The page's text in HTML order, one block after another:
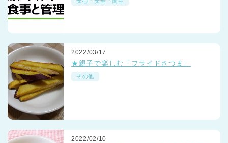
2022/03/17
★親子で楽しむ「フライドさつま」
その他
2022/02/10